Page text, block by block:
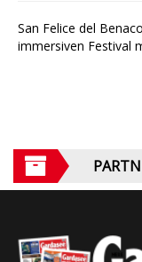
San Felice del
immersiven Festival